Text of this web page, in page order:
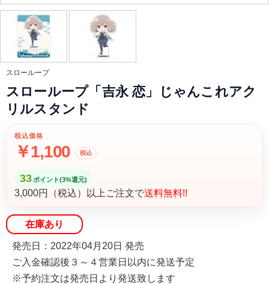
スローループ
スローループ「吉永 恋」じゃんこれアク
リルスタンド
税込価格
￥1,100 税込
33 ポイント(3%還元)
3,000円（税込）以上ご注文で送料無料!!
在庫あり
発売日：2022年04月20日 発売
ご入金確認後３～４営業日以内に発送予定
※予約注文は発売日より発送致します